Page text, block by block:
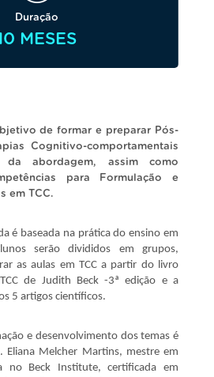
Duração
MESES
de formar e preparar Pós-
Cognitivo-comportamentais
abordagem, assim como
para Formulação e
em TCC.
é baseada na prática do ensino em
serão divididos em grupos,
as aulas em TCC a partir do livro
de Judith Beck -3ª edição e a
5 artigos científicos.
e desenvolvimento dos temas é
Eliana Melcher Martins, mestre em
no Beck Institute, certificada em